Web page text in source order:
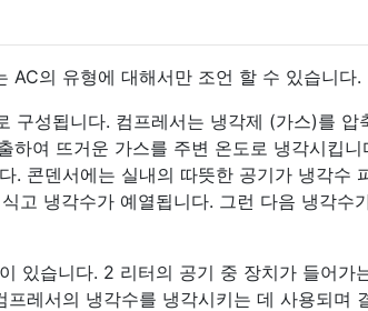
AC의 유형에 대해서만 조언 할 수 있습니다.
구성됩니다. 컴프레서는 냉각제 (가스)를 압
하여 뜨거운 가스를 주변 온도로 냉각시킵
. 콘덴서에는 실내의 따뜻한 공기가 냉각수
고 냉각수가 예열됩니다. 그런 다음 냉각수
있습니다. 2 리터의 공기 중 장치가 들어가
레서의 냉각수를 냉각시키는 데 사용되며